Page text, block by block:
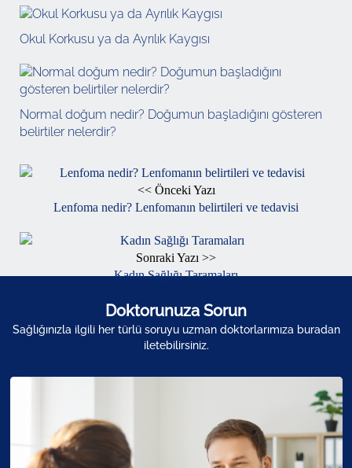
Okul Korkusu ya da Ayrılık Kaygısı
Normal doğum nedir? Doğumun başladığını gösteren
belirtiler nelerdir?
<< Önceki Yazı
Lenfoma nedir? Lenfomanın belirtileri ve tedavisi
Sonraki Yazı >>
Kadın Sağlığı Taramaları
Doktorunuza Sorun
Sağlığınızla ilgili her türlü soruyu uzman doktorlarımıza buradan
iletebilirsiniz.